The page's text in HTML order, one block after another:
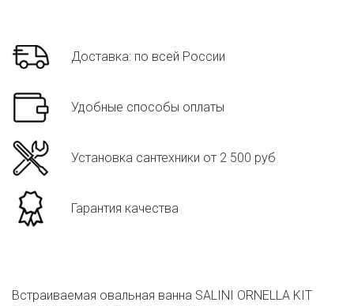
Доставка: по всей России
Удобные способы оплаты
Установка сантехники от 2 500 руб
Гарантия качества
Встраиваемая овальная ванна SALINI ORNELLA KIT